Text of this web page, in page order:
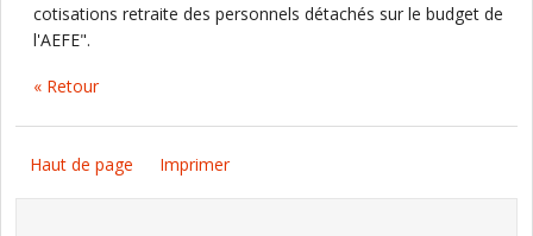
cotisations retraite des personnels détachés sur le budget de
l'AEFE".
« Retour
Haut de page Imprimer